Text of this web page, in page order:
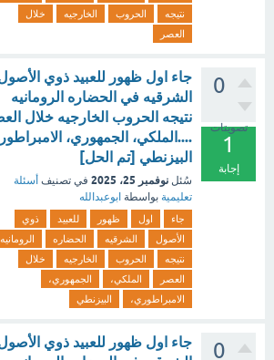
نتيجه
الحروب الخارجيه
خلال
العصر
0
تصويتات
1
إجابة
جاء اول ظهور للعبيد ذوي
الشرقيه في الحضاره الرومانيه
نتيجه الحروب الخارجيه خلال
....الملكي، الجمهوري،
البيزنطي [تم الحل]
سُئل نوفمبر 25، 2025 في تصنيف أسئلة
تعليمية بواسطة ابوعبدالله
جاء اول ظهور للعبيد
ذوي
الأصول
الشرقيه الحضاره
الرومانيه
نتيجه
الحروب الخارجيه
خلال
العصر
الملكي،
الجمهوري،
الامبراطوري،
البيزنطي
0
جاء اول ظهور للعبيد ذوي